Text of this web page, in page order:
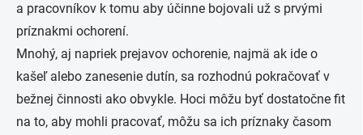
a pracovníkov k tomu aby účinne bojovali už s prvými
príznakmi ochorení.
Mnohý, aj napriek prejavov ochorenie, najmä ak ide o
kašeľ alebo zanesenie dutín, sa rozhodnú pokračovať v
bežnej činnosti ako obvykle. Hoci môžu byť dostatočne fit
na to, aby mohli pracovať, môžu sa ich príznaky časom